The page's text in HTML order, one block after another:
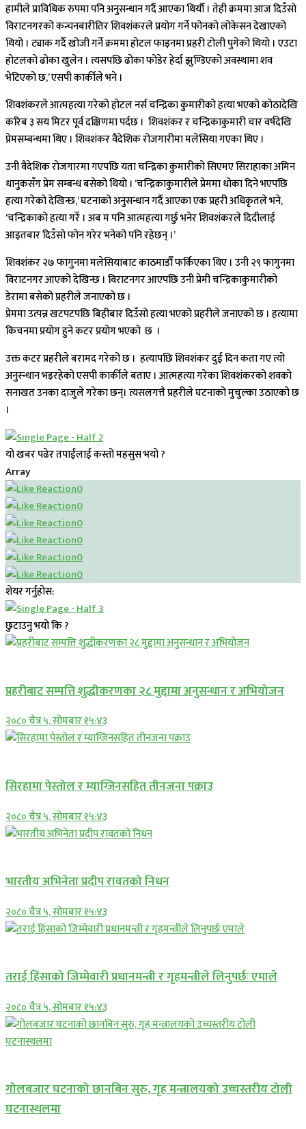
हामीले प्राविधिक रुपमा पनि अनुसन्धान गर्दै आएका थियौँ । तेही क्रममा आज दिउँसो
विराटनगरको कन्चनबारीतिर शिवशंकरले प्रयोग गर्ने फोनको लोकेसन देखाएको
थियो । ट्याक गर्दै खोजी गर्ने क्रममा होटल फाइनमा प्रहरी टोली पुगेको थियो । एउटा
होटलको ढोका खुलेन । त्यसपछि ढोका फोडेर हेर्दा झुण्डिएको अवस्थामा शव
भेटिएको छ,’ एसपी कार्कीले भने ।
शिवशंकरले आत्महत्या गरेको होटल नर्स चन्द्रिका कुमारीको हत्या भएको कोठादेखि
करिब ३ सय मिटर पूर्व दक्षिणमा पर्दछ । शिवशंकर र चन्द्रिकाकुमारी चार वर्षदेखि
प्रेमसम्बन्धमा थिए । शिवशंकर वैदेशिक रोजगारीमा मलेसिया गएका थिए ।
उनी वैदेशिक रोजगारमा गएपछि यता चन्द्रिका कुमारीको सिएमए सिराहाका अमिन
धानुकसँग प्रेम सम्बन्ध बसेको थियो । ‘चन्द्रिकाकुमारीले प्रेममा धोका दिने भएपछि
हत्या गरेको देखिन्छ,’ घटनाको अनुसन्धान गर्दै आएका एक प्रहरी अधिकृतले भने,
‘चन्द्रिकाको हत्या गरेँ । अब म पनि आत्महत्या गर्छु भनेर शिवशंकरले दिदीलाई
आइतबार दिउँसो फोन गरेर भनेको पनि रहेछन् ।’
शिवशंकर २७ फागुनमा मलेसियाबाट काठमाडौँ फर्किएका थिए । उनी २९ फागुनमा
विराटनगर आएको देखिन्छ । विराटनगर आएपछि उनी प्रेमी चन्द्रिकाकुमारीको
डेरामा बसेको प्रहरीले जनाएको छ ।
प्रेममा उत्पन्न खटपटपछि बिहीबार दिउँसो हत्या भएको प्रहरीले जनाएको छ । हत्यामा
किचनमा प्रयोग हुने कटर प्रयोग भएको छ ।
उक्त कटर प्रहरीले बरामद गरेको छ । हत्यापछि शिवशंकर दुई दिन कता गए त्यो
अनुस्न्धान भइरहेको एसपी कार्कीले बताए । आत्महत्या गरेका शिवशंकरको शवको
सनाखत उनका दाजुले गरेका छन्। त्यसलगत्तै प्रहरीले घटनाको मुचुल्का उठाएको छ
।
यो खबर पढेर तपाईलाई कस्तो महसुस भयो ?
Array
0
0
0
0
0
0
शेयर गर्नुहोस:
छुटाउनु भयो कि ?
प्रहरीबाट सम्पत्ति शुद्धीकरणका २८ मुद्दामा अनुसन्धान र अभियोजन
२०८० चैत्र ५, सोमबार १५:४३
सिरहामा पेस्तोल र म्याग्जिनसहित तीनजना पक्राउ
२०८० चैत्र ५, सोमबार १५:४३
भारतीय अभिनेता प्रदीप रावतको निधन
२०८० चैत्र ५, सोमबार १५:४३
तराई हिंसाको जिम्मेवारी प्रधानमन्त्री र गृहमन्त्रीले लिनुपर्छः एमाले
२०८० चैत्र ५, सोमबार १५:४३
गोलबजार घटनाको छानबिन सुरु, गृह मन्त्रालयको उच्चस्तरीय टोली
घटनास्थलमा